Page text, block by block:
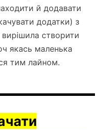
й додавати
додатки) з
створити
якась маленька
тим лайном.